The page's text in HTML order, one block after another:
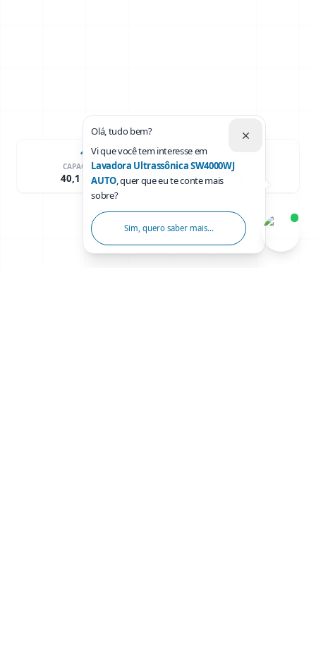
CAPACIDADE
40,1 Litros
GARANTIA
1 Ano
Olá, tudo bem?
Vi que você tem interesse em
Lavadora Ultrassônica SW4000WJ
AUTO, quer que eu te conte mais
sobre?
Sim, quero saber mais...